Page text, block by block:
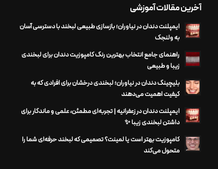
آخرین مقالات آموزشی
ایمپلنت دندان در نیاوران؛ بازسازی طبیعی لبخند با دسترسی آسان
به ولنجک
راهنمای جامع انتخاب بهترین رنگ کامپوزیت دندان برای لبخندی
زیبا و طبیعی
بلیچینگ دندان در نیاوران؛ لبخندی درخشان برای افرادی که به
کیفیت اهمیت می‌دهند
ایمپلنت دندان در زعفرانیه | تجربه‌ای مطمئن، علمی و ماندگار برای
داشتن لبخندی زیبا ✨
کامپوزیت بهتر است یا لمینت؟ تصمیمی که لبخند حرفه‌ای شما را
متحول می‌کند